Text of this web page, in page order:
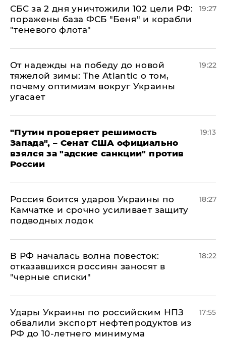
СБС за 2 дня уничтожили 102 цели РФ:
поражены база ФСБ "Беня" и корабли
"теневого флота"
19:27
От надежды на победу до новой
тяжелой зимы: The Atlantic о том,
почему оптимизм вокруг Украины
угасает
19:22
"Путин проверяет решимость
Запада", – Сенат США официально
взялся за "адские санкции" против
России
19:13
Россия боится ударов Украины по
Камчатке и срочно усиливает защиту
подводных лодок
18:27
​В РФ началась волна повесток:
отказавшихся россиян заносят в
"черные списки"
18:22
Удары Украины по российским НПЗ
обвалили экспорт нефтепродуктов из
РФ до 10-летнего минимума
17:55